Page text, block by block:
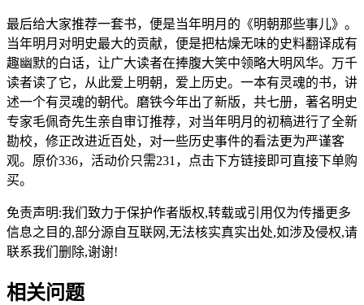
最后给大家推荐一套书，便是当年明月的《明朝那些事儿》。
当年明月对明史最大的贡献，便是把枯燥无味的史料翻译成有
趣幽默的白话，让广大读者在捧腹大笑中领略大明风华。万千
读者读了它，从此爱上明朝，爱上历史。一本有灵魂的书，讲
述一个有灵魂的朝代。磨铁今年出了新版，共七册，著名明史
专家毛佩奇先生亲自审订推荐，对当年明月的初稿进行了全新
勘校，修正改进近百处，对一些历史事件的看法更为严谨客
观。原价336，活动价只需231，点击下方链接即可直接下单购
买。
免责声明:我们致力于保护作者版权,转载或引用仅为传播更多
信息之目的,部分源自互联网,无法核实真实出处,如涉及侵权,请
联系我们删除,谢谢!
相关问题